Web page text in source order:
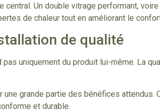
central. Un double vitrage performant,
de chaleur tout en améliorant le
de qualité
pas uniquement du produit lui-même. La
une grande partie des bénéfices
et durable.